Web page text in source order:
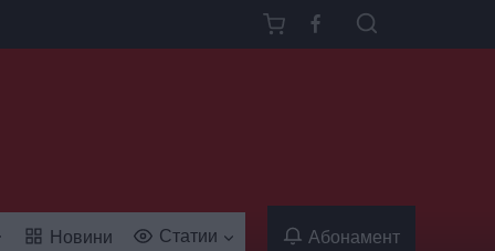
Новини Статии Абонамент